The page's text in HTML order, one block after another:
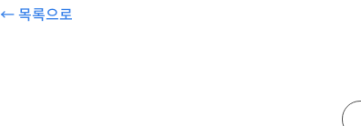
← 목록으로